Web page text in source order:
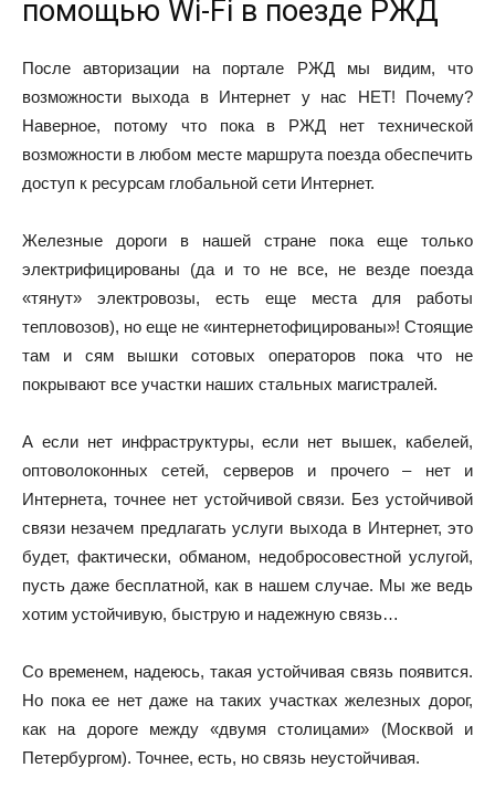
помощью Wi-Fi в поезде РЖД
После авторизации на портале РЖД мы видим, что
возможности выхода в Интернет у нас НЕТ! Почему?
Наверное, потому что пока в РЖД нет технической
возможности в любом месте маршрута поезда обеспечить
доступ к ресурсам глобальной сети Интернет.
Железные дороги в нашей стране пока еще только
электрифицированы (да и то не все, не везде поезда
«тянут» электровозы, есть еще места для работы
тепловозов), но еще не «интернетофицированы»! Стоящие
там и сям вышки сотовых операторов пока что не
покрывают все участки наших стальных магистралей.
А если нет инфраструктуры, если нет вышек, кабелей,
оптоволоконных сетей, серверов и прочего – нет и
Интернета, точнее нет устойчивой связи. Без устойчивой
связи незачем предлагать услуги выхода в Интернет, это
будет, фактически, обманом, недобросовестной услугой,
пусть даже бесплатной, как в нашем случае. Мы же ведь
хотим устойчивую, быструю и надежную связь…
Со временем, надеюсь, такая устойчивая связь появится.
Но пока ее нет даже на таких участках железных дорог,
как на дороге между «двумя столицами» (Москвой и
Петербургом). Точнее, есть, но связь неустойчивая.